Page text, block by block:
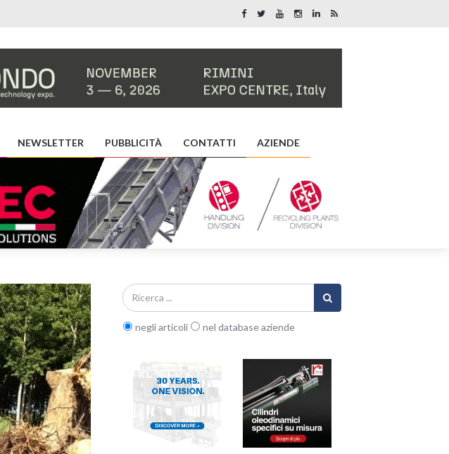
NEWSLETTER PUBBLICITÀ CONTATTI AZIENDE
negli articoli nel database aziende